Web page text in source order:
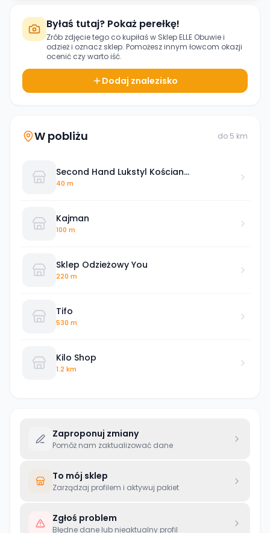
Byłaś tutaj? Pokaż perełkę!
Zrób zdjęcie tego co kupiłaś w Sklep ELLE Obuwie i
odzieżi oznacz sklep. Pomożesz innym łowcom okazji
ocenić czy warto iść.
Dodaj znalezisko
W pobliżu do 5 km
Second Hand Lukstyl Kościan
ul.Piłsudskiego 24
40 m
Kajman
100 m
Sklep Odzieżowy You
220 m
Tifo
530 m
Kilo Shop
1.2 km
Zaproponuj zmiany
Pomóż nam zaktualizować dane
To mój sklep
Zarządzaj profilem i aktywuj pakiet
Zgłoś problem
Błędne dane lub nieaktualny profil